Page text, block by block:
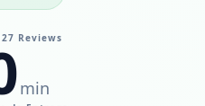
Reviews
min